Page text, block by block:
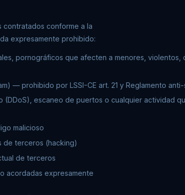
contratados conforme a la
expresamente prohibido:
pornográficos que afecten a menores, violentos,
— prohibido por LSSI-CE art. 21 y Reglamento anti-
(DDoS), escaneo de puertos o cualquier actividad
malicioso
de terceros (hacking)
de terceros
acordadas expresamente